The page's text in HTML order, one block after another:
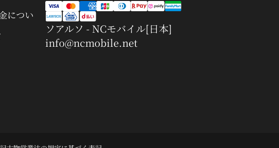
につい
ソアルソ - NCモバイル[日本]
info@ncmobile.net